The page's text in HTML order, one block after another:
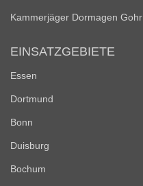
Kammerjäger Dormagen Gohr
EINSATZGEBIETE
Essen
Dortmund
Bonn
Duisburg
Bochum